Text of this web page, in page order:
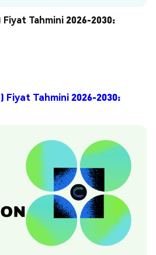
Tahmini 2026-2030:
Fiyat Tahmini 2026-2030: